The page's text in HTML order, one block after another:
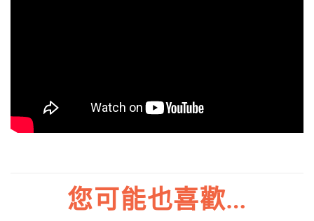
您可能也喜歡…